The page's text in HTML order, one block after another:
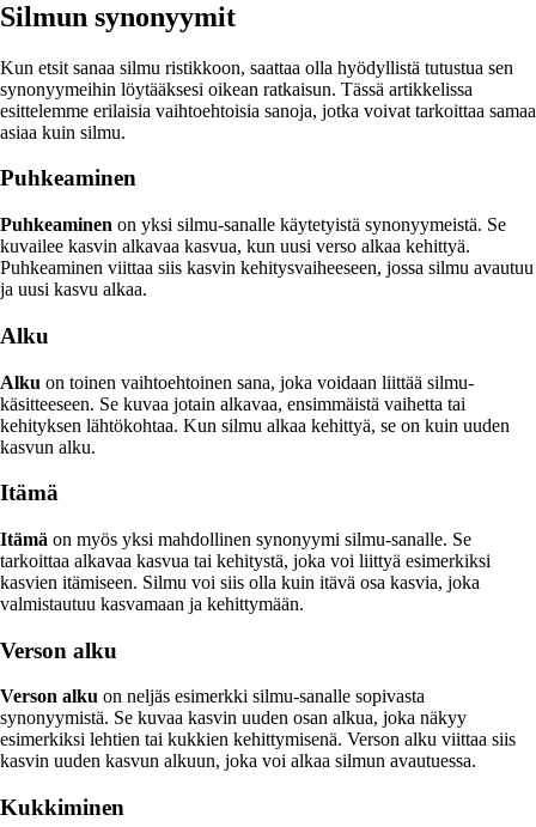
Silmun synonyymit
Kun etsit sanaa silmu ristikkoon, saattaa olla hyödyllistä tutustua sen
synonyymeihin löytääksesi oikean ratkaisun. Tässä artikkelissa
esittelemme erilaisia vaihtoehtoisia sanoja, jotka voivat tarkoittaa samaa
asiaa kuin silmu.
Puhkeaminen
Puhkeaminen on yksi silmu-sanalle käytetyistä synonyymeistä. Se
kuvailee kasvin alkavaa kasvua, kun uusi verso alkaa kehittyä.
Puhkeaminen viittaa siis kasvin kehitysvaiheeseen, jossa silmu avautuu
ja uusi kasvu alkaa.
Alku
Alku on toinen vaihtoehtoinen sana, joka voidaan liittää silmu-
käsitteeseen. Se kuvaa jotain alkavaa, ensimmäistä vaihetta tai
kehityksen lähtökohtaa. Kun silmu alkaa kehittyä, se on kuin uuden
kasvun alku.
Itämä
Itämä on myös yksi mahdollinen synonyymi silmu-sanalle. Se
tarkoittaa alkavaa kasvua tai kehitystä, joka voi liittyä esimerkiksi
kasvien itämiseen. Silmu voi siis olla kuin itävä osa kasvia, joka
valmistautuu kasvamaan ja kehittymään.
Verson alku
Verson alku on neljäs esimerkki silmu-sanalle sopivasta
synonyymistä. Se kuvaa kasvin uuden osan alkua, joka näkyy
esimerkiksi lehtien tai kukkien kehittymisenä. Verson alku viittaa siis
kasvin uuden kasvun alkuun, joka voi alkaa silmun avautuessa.
Kukkiminen